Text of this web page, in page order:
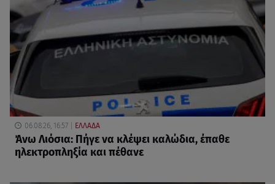
06.08.26, 16:57 ΕΛΛΑΔΑ
Άνω Λιόσια: Πήγε να κλέψει καλώδια, έπαθε
ηλεκτροπληξία και πέθανε